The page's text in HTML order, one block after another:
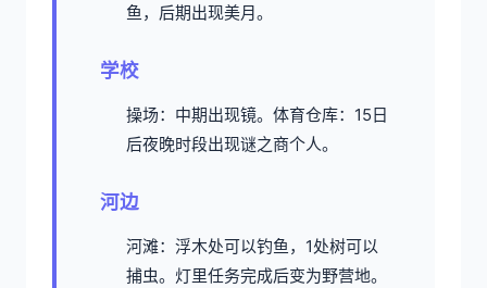
鱼，后期出现美月。
学校
操场：中期出现镜。 体育仓库：15日
后夜晚时段出现谜之商个人。
河边
河滩：浮木处可以钓鱼，1处树可以
捕虫。灯里任务完成后变为野营地。